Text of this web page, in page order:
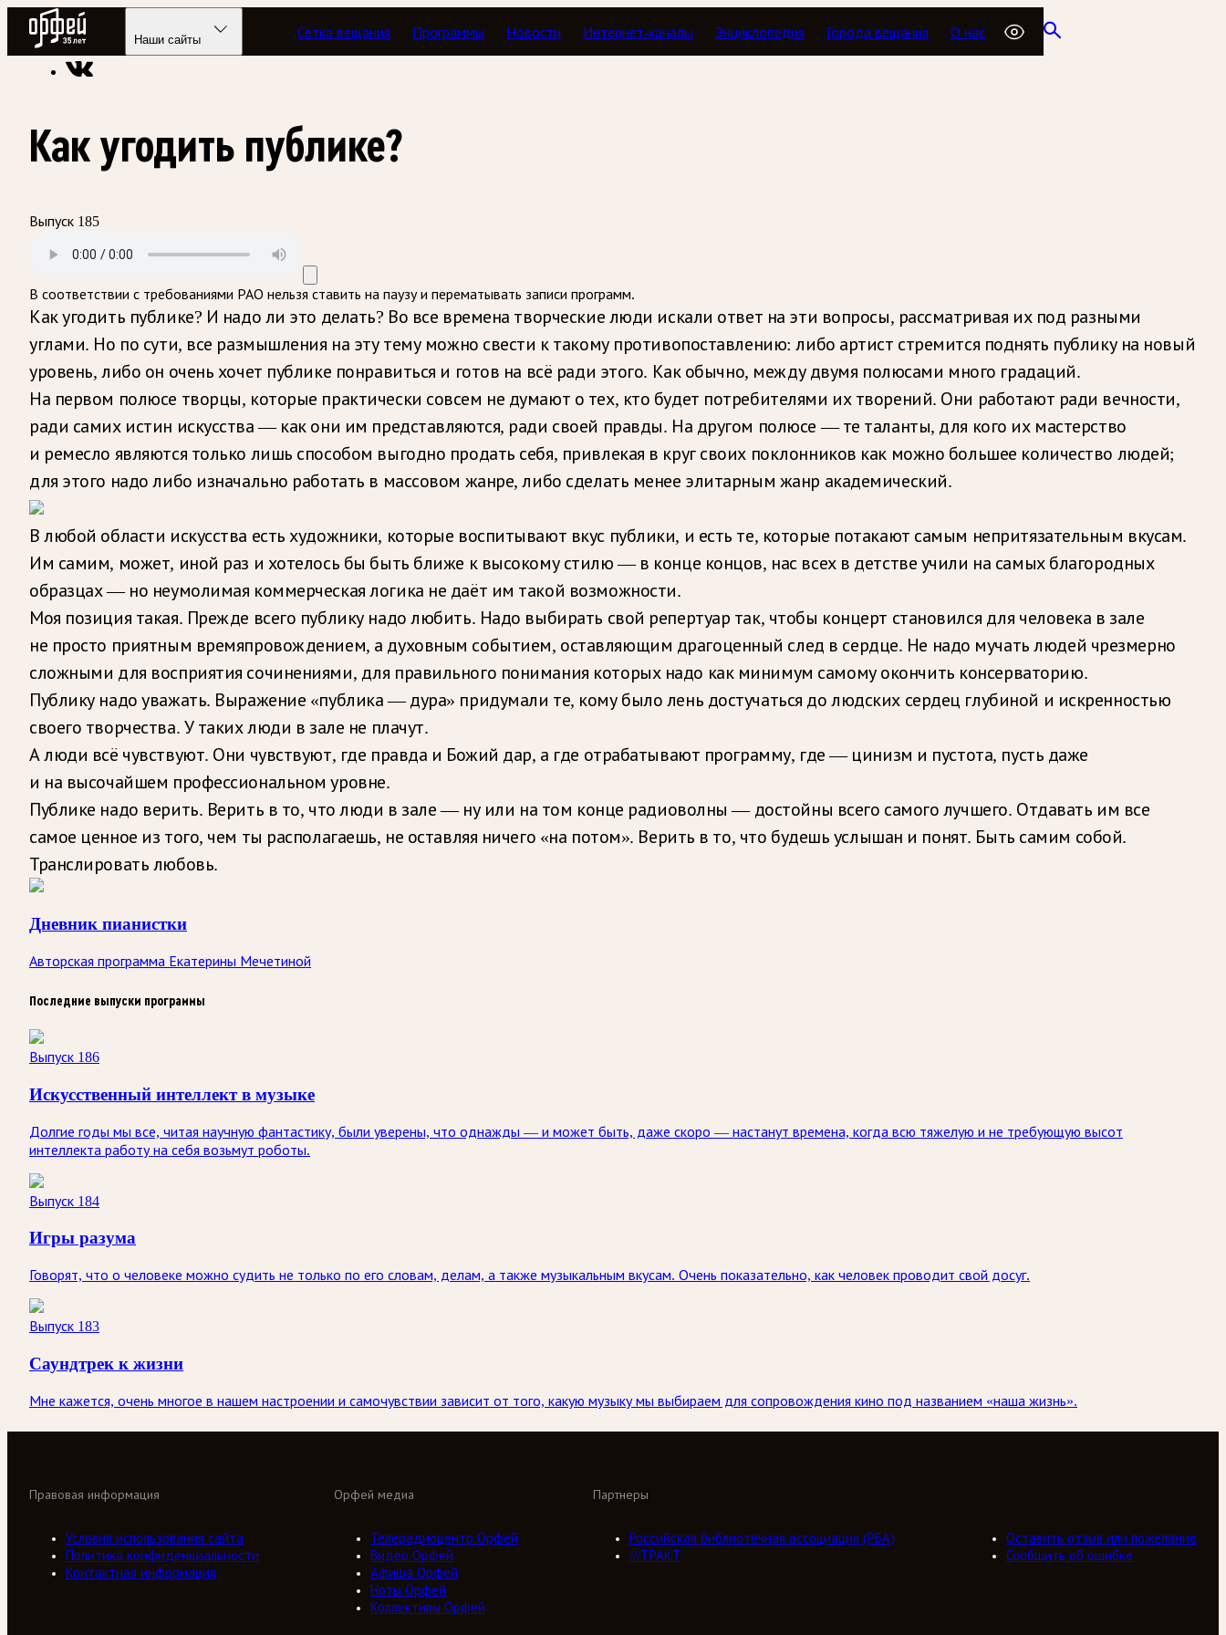
Радио Орфей
Наши сайты Сетка вещания Программы Новости Интернет-каналы Энциклопедия Города вещания О нас
Радио классической музыки «Орфей» Подкасты Дневник пианистки
Как угодить публике?
Выпуск 185
В соответствии с требованиями РАО нельзя ставить на паузу и перематывать записи программ.
Как угодить публике? И надо ли это делать? Во все времена творческие люди искали ответ на эти вопросы, рассматривая их под разными
углами. Но по сути, все размышления на эту тему можно свести к такому противопоставлению: либо артист стремится поднять публику на новый
уровень, либо он очень хочет публике понравиться и готов на всё ради этого. Как обычно, между двумя полюсами много градаций.
На первом полюсе творцы, которые практически совсем не думают о тех, кто будет потребителями их творений. Они работают ради вечности,
ради самих истин искусства — как они им представляются, ради своей правды. На другом полюсе — те таланты, для кого их мастерство
и ремесло являются только лишь способом выгодно продать себя, привлекая в круг своих поклонников как можно большее количество людей;
для этого надо либо изначально работать в массовом жанре, либо сделать менее элитарным жанр академический.
В любой области искусства есть художники, которые воспитывают вкус публики, и есть те, которые потакают самым непритязательным вкусам.
Им самим, может, иной раз и хотелось бы быть ближе к высокому стилю — в конце концов, нас всех в детстве учили на самых благородных
образцах — но неумолимая коммерческая логика не даёт им такой возможности.
Моя позиция такая. Прежде всего публику надо любить. Надо выбирать свой репертуар так, чтобы концерт становился для человека в зале
не просто приятным времяпровождением, а духовным событием, оставляющим драгоценный след в сердце. Не надо мучать людей чрезмерно
сложными для восприятия сочинениями, для правильного понимания которых надо как минимум самому окончить консерваторию.
Публику надо уважать. Выражение «публика — дура» придумали те, кому было лень достучаться до людских сердец глубиной и искренностью
своего творчества. У таких люди в зале не плачут.
А люди всё чувствуют. Они чувствуют, где правда и Божий дар, а где отрабатывают программу, где — цинизм и пустота, пусть даже
и на высочайшем профессиональном уровне.
Публике надо верить. Верить в то, что люди в зале — ну или на том конце радиоволны — достойны всего самого лучшего. Отдавать им все
самое ценное из того, чем ты располагаешь, не оставляя ничего «на потом». Верить в то, что будешь услышан и понят. Быть самим собой.
Транслировать любовь.
Дневник пианистки
Авторская программа Екатерины Мечетиной
Последние выпуски программы
Выпуск 186
Искусственный интеллект в музыке
Долгие годы мы все, читая научную фантастику, были уверены, что однажды — и может быть, даже скоро — настанут времена, когда всю тяжелую и не требующую высот
интеллекта работу на себя возьмут роботы.
Выпуск 184
Игры разума
Говорят, что о человеке можно судить не только по его словам, делам, а также музыкальным вкусам. Очень показательно, как человек проводит свой досуг.
Выпуск 183
Саундтрек к жизни
Мне кажется, очень многое в нашем настроении и самочувствии зависит от того, какую музыку мы выбираем для сопровождения кино под названием «наша жизнь».
Орфей медиа
Телерадиоцентр Орфей
Видео Орфей
Афиша Орфей
Ноты Орфей
Коллективы Орфей
Партнеры
Российская библиотечная ассоциация (РБА)
///ТРАКТ
Правовая информация
Условия использования сайта
Политика конфиденциальности
Контактная информация
Оставить отзыв или пожелание
Сообщить об ошибке